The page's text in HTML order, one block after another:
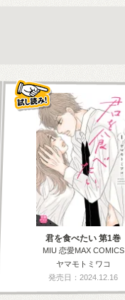
君を食べたい 第1巻
MIU 恋愛MAX COMICS
ヤマモトミワコ
発売日：2024.12.16